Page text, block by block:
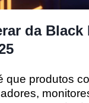
da Black
que produtos
,